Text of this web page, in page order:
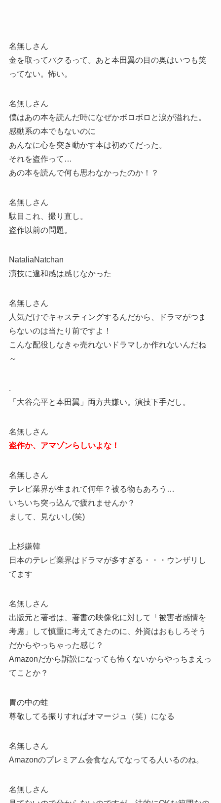
名無しさん
金を取ってパクるって。あと本田翼の目の奥はいつも笑
ってない。怖い。
名無しさん
僕はあの本を読んだ時になぜかボロボロと涙が溢れた。
感動系の本でもないのに
あんなに心を突き動かす本は初めてだった。
それを盗作って…
あの本を読んで何も思わなかったのか！？
名無しさん
駄目これ、撮り直し。
盗作以前の問題。
NataliaNatchan
演技に違和感は感じなかった
名無しさん
人気だけでキャスティングするんだから、ドラマがつま
らないのは当たり前ですよ！
こんな配役しなきゃ売れないドラマしか作れないんだね
～
.
「大谷亮平と本田翼」両方共嫌い。演技下手だし。
名無しさん
盗作か、アマゾンらしいよな！
名無しさん
テレビ業界が生まれて何年？被る物もあろう…
いちいち突っ込んで疲れませんか？
まして、見ないし(笑)
上杉嫌韓
日本のテレビ業界はドラマが多すぎる・・・ウンザリし
てます
名無しさん
出版元と著者は、著書の映像化に対して「被害者感情を
考慮」して慎重に考えてきたのに、外資はおもしろそう
だからやっちゃった感じ？
Amazonだから訴訟になっても怖くないからやっちまえっ
てことか？
胃の中の蛙
尊敬してる振りすればオマージュ（笑）になる
名無しさん
Amazonのプレミアム会食なんてなってる人いるのね。
名無しさん